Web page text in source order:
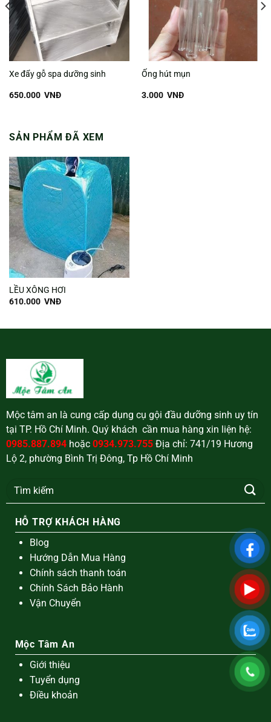
Xe đẩy gỗ spa dưỡng sinh
650.000 VNĐ
Ống hút mụn
3.000 VNĐ
SẢN PHẨM ĐÃ XEM
LỀU XÔNG HƠI
610.000 VNĐ
Mộc tâm an là cung cấp dụng cụ gội đầu dưỡng sinh uy tín
tại TP. Hồ Chí Minh. Quý khách cần mua hàng xin liện hệ:
0985.887.894hoặc 0934.973.755Địa chỉ: 741/19 Hương
Lộ 2, phường Bình Trị Đông, Tp Hồ Chí Minh
Tìm
HỖ TRỢ KHÁCH HÀNG
Blog
Hướng Dẫn Mua Hàng
Chính sách thanh toán
Chính Sách Bảo Hành
Vận Chuyển
Mộc Tâm An
Giới thiệu
Tuyển dụng
Điều khoản